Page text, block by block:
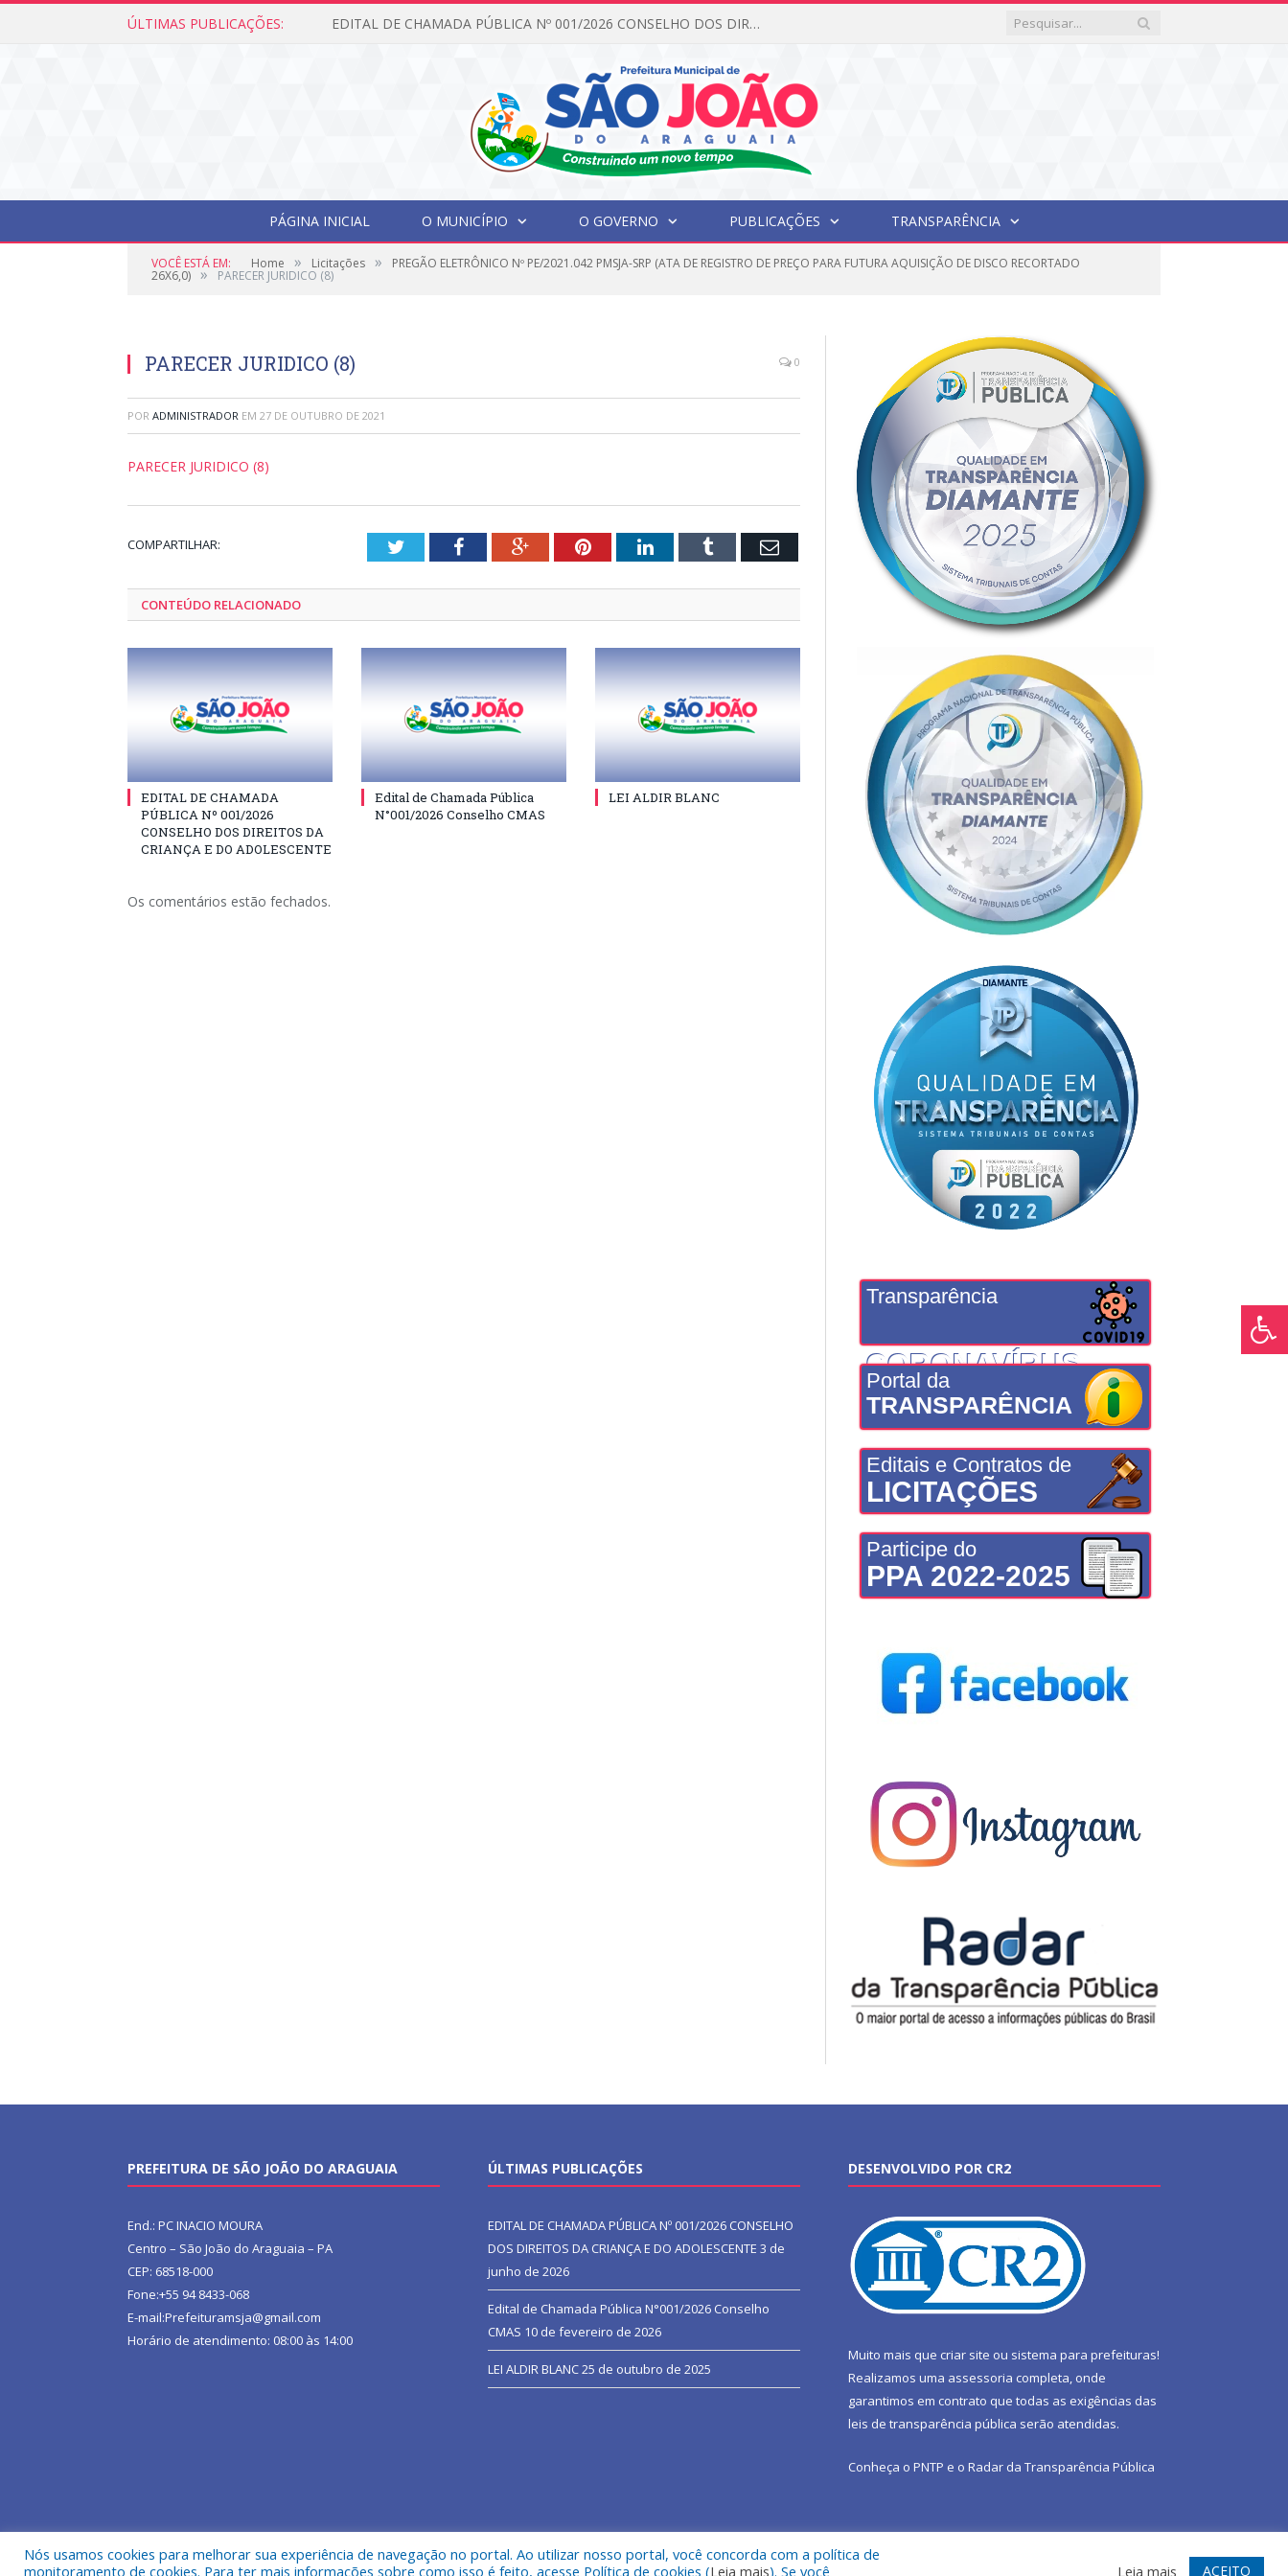
ÚLTIMAS PUBLICAÇÕES: EDITAL DE CHAMADA PÚBLICA Nº 001/2026 CONSELHO DOS DIREITOS DA CRIANÇA E DO ADOLESCENTE
PÁGINA INICIAL O MUNICÍPIO O GOVERNO PUBLICAÇÕES TRANSPARÊNCIA
VOCÊ ESTÁ EM: Home » Licitações » PREGÃO ELETRÔNICO Nº PE/2021.042 PMSJA-SRP (ATA DE REGISTRO DE PREÇO PARA FUTURA AQUISIÇÃO DE DISCO RECORTADO
26X6,0) » PARECER JURIDICO (8)
PARECER JURIDICO (8) 0
POR ADMINISTRADOR EM 27 DE OUTUBRO DE 2021
PARECER JURIDICO (8)
COMPARTILHAR: TwitterFacebookGoogle+PinterestLinkedInTumblr Email
CONTEÚDO RELACIONADO
EDITAL DE CHAMADA
PÚBLICA Nº 001/2026
CONSELHO DOS DIREITOS DA
CRIANÇA E DO ADOLESCENTE
Edital de Chamada Pública
N°001/2026 Conselho CMAS
LEI ALDIR BLANC
Os comentários estão fechados.
Transparência
CORONAVÍRUS
Portal da
TRANSPARÊNCIA
Editais e Contratos de
LICITAÇÕES
Participe do
PPA 2022-2025
PREFEITURA DE SÃO JOÃO DO ARAGUAIA
End.: PC INACIO MOURA
Centro – São João do Araguaia – PA
CEP: 68518-000
Fone:+55 94 8433-068
E-mail:Prefeituramsja@gmail.com
Horário de atendimento: 08:00 às 14:00
ÚLTIMAS PUBLICAÇÕES
EDITAL DE CHAMADA PÚBLICA Nº 001/2026 CONSELHO
DOS DIREITOS DA CRIANÇA E DO ADOLESCENTE 3 de
junho de 2026
Edital de Chamada Pública N°001/2026 Conselho
CMAS 10 de fevereiro de 2026
LEI ALDIR BLANC25 de outubro de 2025
DESENVOLVIDO POR CR2
Muito mais que criar site ou sistema para prefeituras!
Realizamos uma assessoria completa, onde
garantimos em contrato que todas as exigências das
leis de transparência pública serão atendidas.
Conheça o PNTP e o Radar da Transparência Pública
Todos os direitos reservados a Prefeitura Municipal de São João do Araguaia. Mapa do Site Acessar Webmail
Nós usamos cookies para melhorar sua experiência de navegação no portal. Ao utilizar nosso portal, você concorda com a política de
monitoramento de cookies. Para ter mais informações sobre como isso é feito, acesse Política de cookies (Leia mais). Se você Leia mais ACEITO